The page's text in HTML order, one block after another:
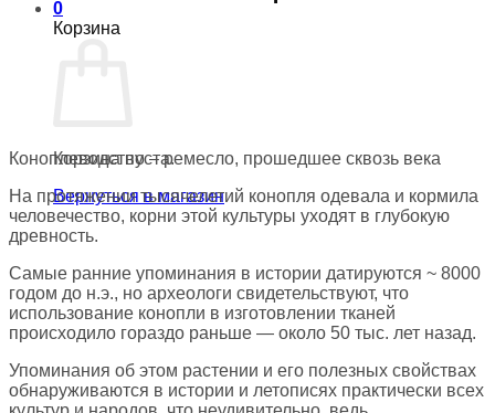
0
Корзина
Корзина пуста.
Вернуться в магазин
Коноплеводство – ремесло, прошедшее сквозь века
На протяжении тысячелетий конопля одевала и кормила
человечество, корни этой культуры уходят в глубокую
древность.
Самые ранние упоминания в истории датируются ~ 8000
годом до н.э., но археологи свидетельствуют, что
использование конопли в изготовлении тканей
происходило гораздо раньше — около 50 тыс. лет назад.
Упоминания об этом растении и его полезных свойствах
обнаруживаются в истории и летописях практически всех